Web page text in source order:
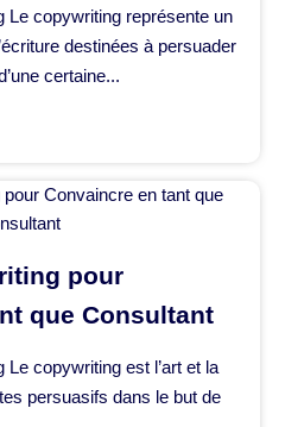
Le copywriting représente un
destinées à persuader
certaine...
pour
que Consultant
copywriting est l’art et la
persuasifs dans le but de